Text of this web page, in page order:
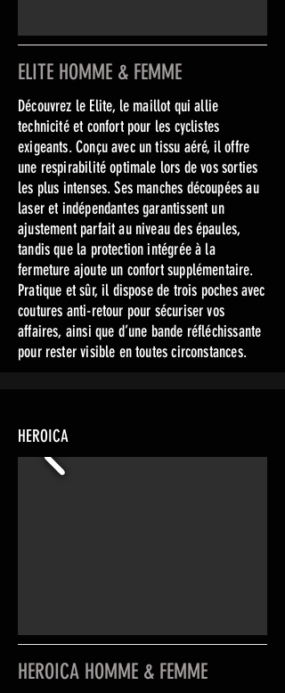
ELITE HOMME & FEMME
Découvrez le Elite, le maillot qui allie
technicité et confort pour les cyclistes
exigeants. Conçu avec un tissu aéré, il offre
une respirabilité optimale lors de vos sorties
les plus intenses. Ses manches découpées au
laser et indépendantes garantissent un
ajustement parfait au niveau des épaules,
tandis que la protection intégrée à la
fermeture ajoute un confort supplémentaire.
Pratique et sûr, il dispose de trois poches avec
coutures anti-retour pour sécuriser vos
affaires, ainsi que d’une bande réfléchissante
pour rester visible en toutes circonstances.
HEROICA
HEROICA HOMME & FEMME